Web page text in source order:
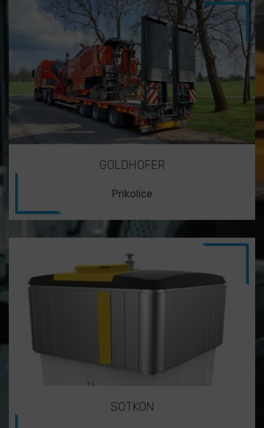
GOLDHOFER
Prikolice
SOTKON